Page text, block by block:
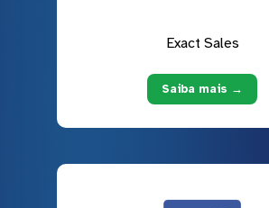
Exact Sales
Saiba mais →